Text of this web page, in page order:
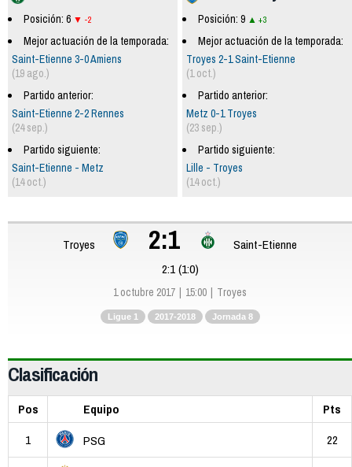
Posición: 9 +3
Mejor actuación de la temporada:
Troyes 2-1 Saint-Etienne
(1 oct.)
Partido anterior:
Metz 0-1 Troyes
(23 sep.)
Partido siguiente:
Lille - Troyes
(14 oct.)
Posición: 6 -2
Mejor actuación de la temporada:
Saint-Etienne 3-0 Amiens
(19 ago.)
Partido anterior:
Saint-Etienne 2-2 Rennes
(24 sep.)
Partido siguiente:
Saint-Etienne - Metz
(14 oct.)
Troyes 2:1
Saint-Etienne
2:1 (1:0)
1 octubre 2017 15:00 Troyes
Ligue 1 2017-2018 Jornada 8
Clasificación
Pos Equipo
Pts
1
PSG 22